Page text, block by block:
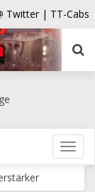
Twitter | TT-Cabs